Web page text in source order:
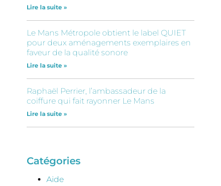
Lire la suite »
Le Mans Métropole obtient le label QUIET
pour deux aménagements exemplaires en
faveur de la qualité sonore
Lire la suite »
Raphaël Perrier, l’ambassadeur de la
coiffure qui fait rayonner Le Mans
Lire la suite »
Catégories
Aide